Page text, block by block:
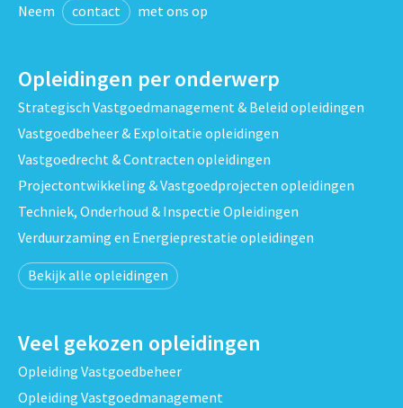
Neem contact met ons op
Opleidingen per onderwerp
Strategisch Vastgoedmanagement & Beleid opleidingen
Vastgoedbeheer & Exploitatie opleidingen
Vastgoedrecht & Contracten opleidingen
Projectontwikkeling & Vastgoedprojecten opleidingen
Techniek, Onderhoud & Inspectie Opleidingen
Verduurzaming en Energieprestatie opleidingen
Bekijk alle opleidingen
Veel gekozen opleidingen
Opleiding Vastgoedbeheer
Opleiding Vastgoedmanagement